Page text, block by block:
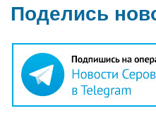
Поделись